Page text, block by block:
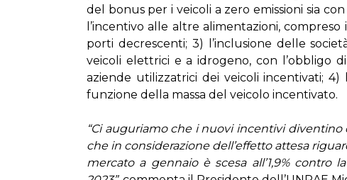
del bo­nus per i vei­co­li a ze­ro emis­sio­ni sia
l’in­cen­ti­vo al­le al­tre ali­men­ta­zio­ni,
por­ti de­cre­scen­ti; 3) l’in­clu­sio­ne del­le
vei­co­li elet­tri­ci e a idro­ge­no, con l’ob­bli­go
azien­de uti­liz­za­tri­ci dei vei­co­li in­cen­ti­va­ti;
fun­zio­ne del­la mas­sa del vei­co­lo in­cen­ti­va­to.
“Ci au­gu­ria­mo che i nuo­vi in­cen­ti­vi
che in con­si­de­ra­zio­ne del­l’ef­fet­to at­te­sa
mer­ca­to a gen­na­io è sce­sa al­l’1,9% con­tro